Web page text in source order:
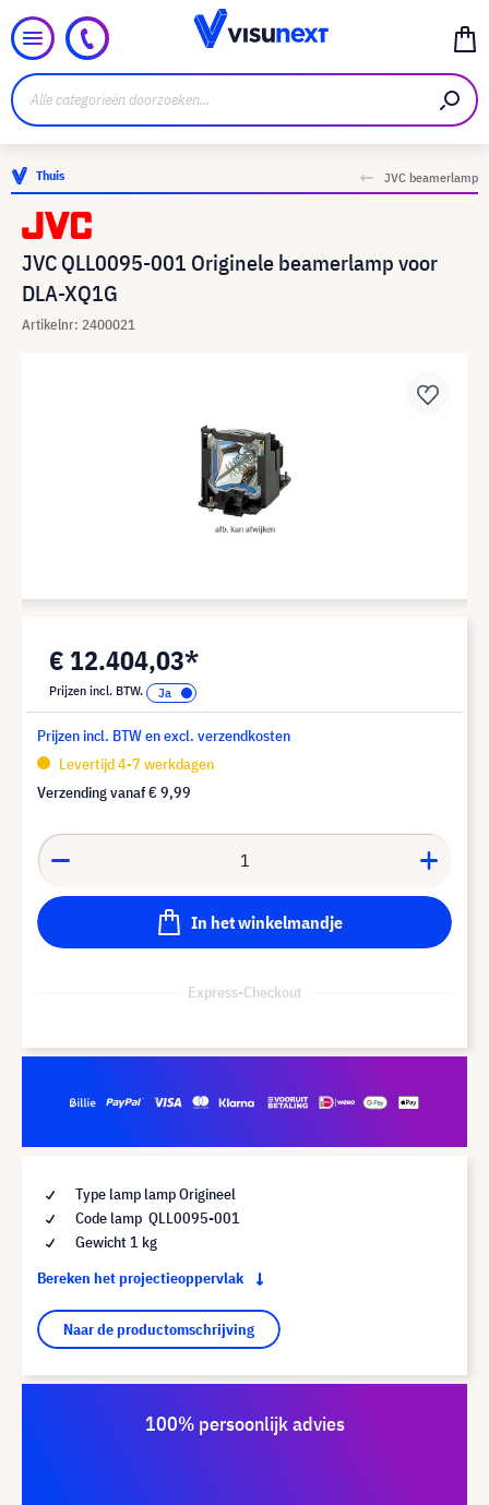
Thuis JVC beamerlamp
JVC QLL0095-001 Originele beamerlamp voor
DLA-XQ1G
Artikelnr: 2400021
€ 12.404,03*
Prijzen incl. BTW.
Prijzen incl. BTW en excl. verzendkosten
Levertijd 4-7 werkdagen
Verzending vanaf€ 9,99
In het winkelmandje
Express-Checkout
Type lamp lamp Origineel
Code lamp QLL0095-001
Gewicht 1 kg
Bereken het projectieoppervlak
Naar de productomschrijving
100% persoonlijk advies